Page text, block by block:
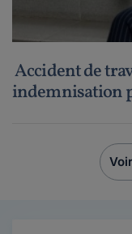
Accident de
indemnisation